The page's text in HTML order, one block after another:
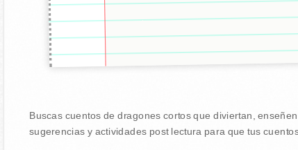
Buscas cuentos de dragones cortos que diviertan,
sugerencias y actividades post lectura para que tus